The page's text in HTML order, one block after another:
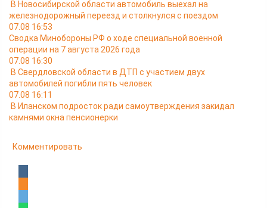
В Новосибирской области автомобиль выехал на
железнодорожный переезд и столкнулся с поездом
07.08 16:53
Сводка Минобороны РФ о ходе специальной военной
операции на 7 августа 2026 года
07.08 16:30
В Свердловской области в ДТП с участием двух
автомобилей погибли пять человек
07.08 16:11
В Иланском подросток ради самоутверждения закидал
камнями окна пенсионерки
Комментировать